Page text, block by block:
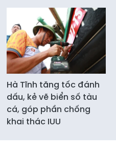
Hà Tĩnh tăng tốc đánh
dấu, kẻ vẽ biển số tàu
cá, góp phần chống
khai thác IUU